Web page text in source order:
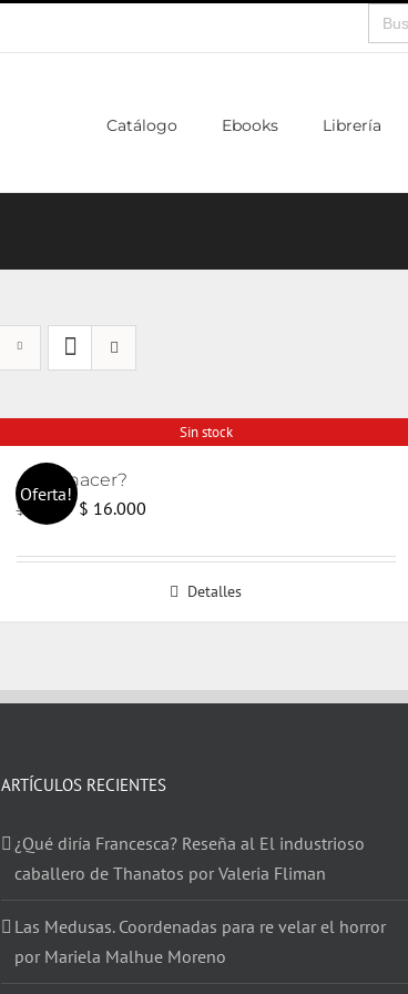
Buscar:
Catálogo Ebooks Librería
Sin stock
Oferta!
¿Qué hacer?
$17.000
El
original
$ 16.000El
actual
Detalles
ARTÍCULOS RECIENTES
¿Qué diría Francesca? Reseña al El industrioso
caballero de Thanatos por Valeria Fliman
Las Medusas. Coordenadas para re velar el horror
por Mariela Malhue Moreno